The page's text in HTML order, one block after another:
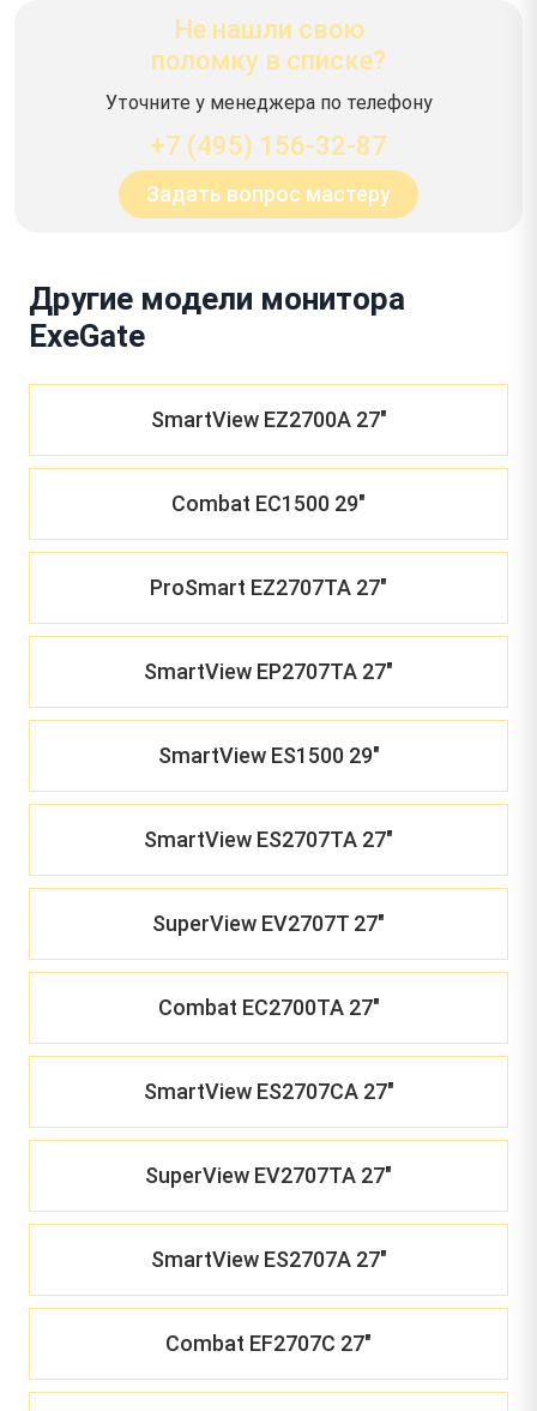
Не нашли свою
поломку в списке?
Уточните у менеджера по телефону
+7 (495) 156-32-87
Задать вопрос мастеру
Другие модели монитора
ExeGate
SmartView EZ2700A 27"
Combat EC1500 29"
ProSmart EZ2707TA 27"
SmartView EP2707TA 27"
SmartView ES1500 29"
SmartView ES2707TA 27"
SuperView EV2707T 27"
Combat EC2700TA 27"
SmartView ES2707CA 27"
SuperView EV2707TA 27"
SmartView ES2707A 27"
Combat EF2707C 27"